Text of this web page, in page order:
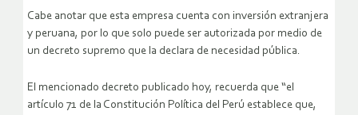
Cabe anotar que esta empresa cuenta con inversión extranjera
y peruana, por lo que solo puede ser autorizada por medio de
un decreto supremo que la declara de necesidad pública.
El mencionado decreto publicado hoy, recuerda que “el
artículo 71 de la Constitución Política del Perú establece que,